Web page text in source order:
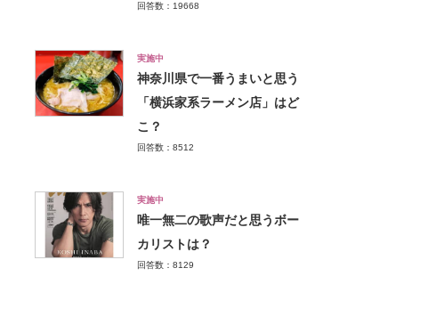
回答数：19668
実施中
神奈川県で一番うまいと思う
「横浜家系ラーメン店」はど
こ？
回答数：8512
実施中
唯一無二の歌声だと思うボー
カリストは？
回答数：8129